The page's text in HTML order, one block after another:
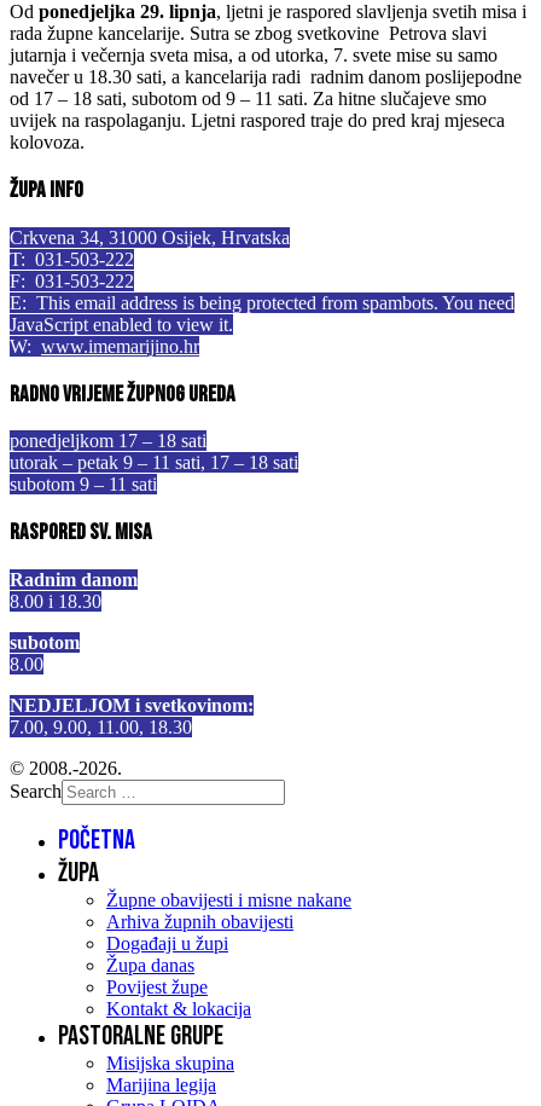
Od ponedjeljka 29. lipnja, ljetni je raspored slavljenja svetih misa i
rada župne kancelarije. Sutra se zbog svetkovine Petrova slavi
jutarnja i večernja sveta misa, a od utorka, 7. svete mise su samo
navečer u 18.30 sati, a kancelarija radi radnim danom poslijepodne
od 17 – 18 sati, subotom od 9 – 11 sati. Za hitne slučajeve smo
uvijek na raspolaganju. Ljetni raspored traje do pred kraj mjeseca
kolovoza.
Župa info
Crkvena 34, 31000 Osijek, Hrvatska
T: 031-503-222
F: 031-503-222
E: This email address is being protected from spambots. You need
JavaScript enabled to view it.
W: www.imemarijino.hr
Radno vrijeme župnog ureda
ponedjeljkom 17 – 18 sati
utorak – petak 9 – 11 sati, 17 – 18 sati
subotom 9 – 11 sati
Raspored sv. misa
Radnim danom
8.00 i 18.30
subotom
8.00
NEDJELJOM i svetkovinom:
7.00, 9.00, 11.00, 18.30
© 2008.-2026.
Search
Početna
Župa
Župne obavijesti i misne nakane
Arhiva župnih obavijesti
Događaji u župi
Župa danas
Povijest župe
Kontakt & lokacija
Pastoralne grupe
Misijska skupina
Marijina legija